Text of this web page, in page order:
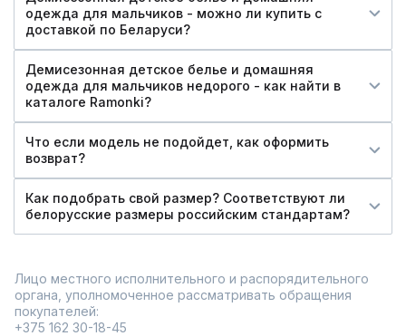
одежда для мальчиков - можно ли купить c
доставкой по Беларуси?
Демисезонная детское белье и домашняя
одежда для мальчиков недорого - как найти в
каталоге Ramonki?
Что если модель не подойдет, как оформить
возврат?
Как подобрать свой размер? Соответствуют ли
белорусские размеры российским стандартам?
Лицо местного исполнительного и распорядительного
органа, уполномоченное рассматривать обращения
покупателей:
+375 162 30-18-45